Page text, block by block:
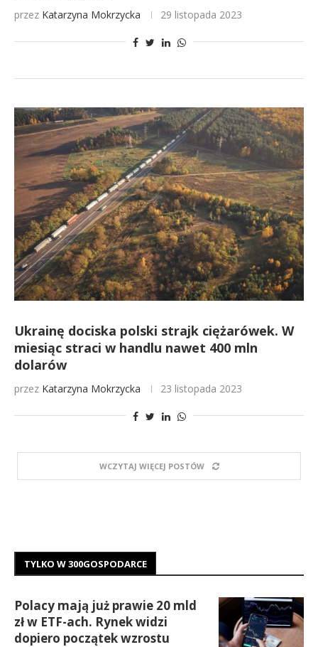
przez Katarzyna Mokrzycka 29 listopada 2023
Ukrainę dociska polski strajk ciężarówek. W
miesiąc straci w handlu nawet 400 mln
dolarów
przez Katarzyna Mokrzycka 23 listopada 2023
WCZYTAJ WIĘCEJ POSTÓW
TYLKO W 300GOSPODARCE
Polacy mają już prawie 20 mld
zł w ETF-ach. Rynek widzi
dopiero początek wzrostu